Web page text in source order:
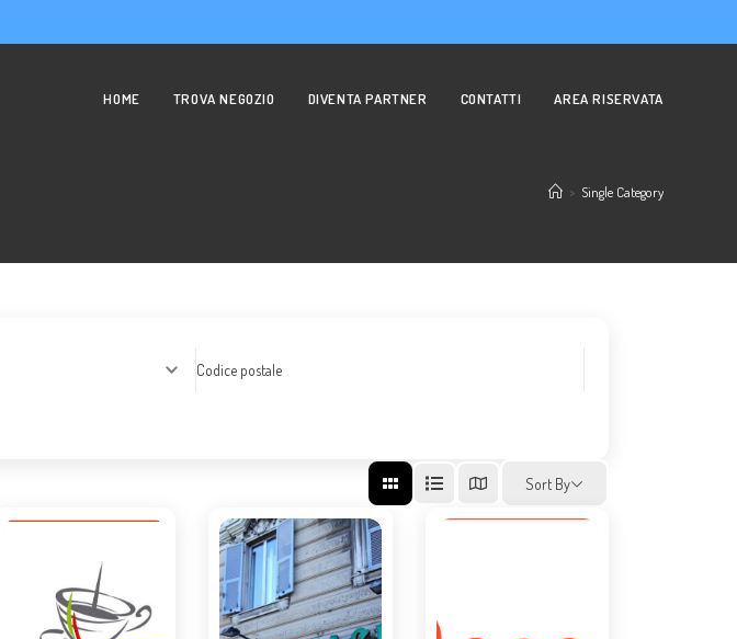
HOME TROVA NEGOZIO DIVENTA PARTNER CONTATTI AREA RISERVATA
> Single Category
Codice postale
Sort By